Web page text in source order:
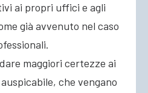
ai propri uffici e agli
già avvenuto nel caso
maggiori certezze ai
che vengano